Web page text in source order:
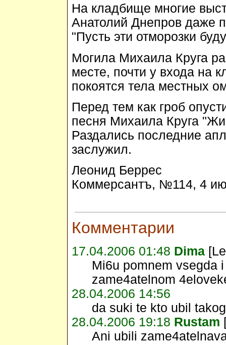
На кладбище многие
Анатолий Днепров даже
"Пусть эти отморозки
Могила Михаила Круга
месте, почти у входа на
покоятся тела местных
Перед тем как гроб
песня Михаила Круга
Раздались последние
заслужил.
Леонид Беррес
Коммерсантъ, №114, 4
Комментарии
17.04.2006 01:48 Dima
Mi6u pomnem vsegda
zame4atelnom
28.04.2006 14:56
da suki te kto ubil
28.04.2006 19:18 Rustam
Ani ubili